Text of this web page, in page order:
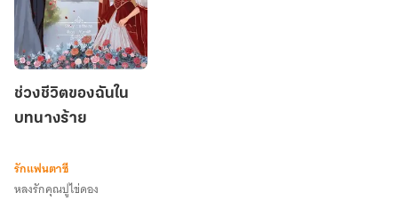
ชีวิต
ของ
ใน
บท
ช่วงชีวิตของฉันใน
บทนางร้าย
รักแฟนตาซี
หลงรักคุณปูไข่ดอง